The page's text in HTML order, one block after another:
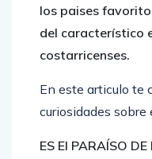
los paises
del característico
costarricenses.
En este articulo te
curiosidades sobre
ES El PARAÍSO